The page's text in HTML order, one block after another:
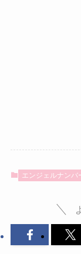
エンジェルナンバ